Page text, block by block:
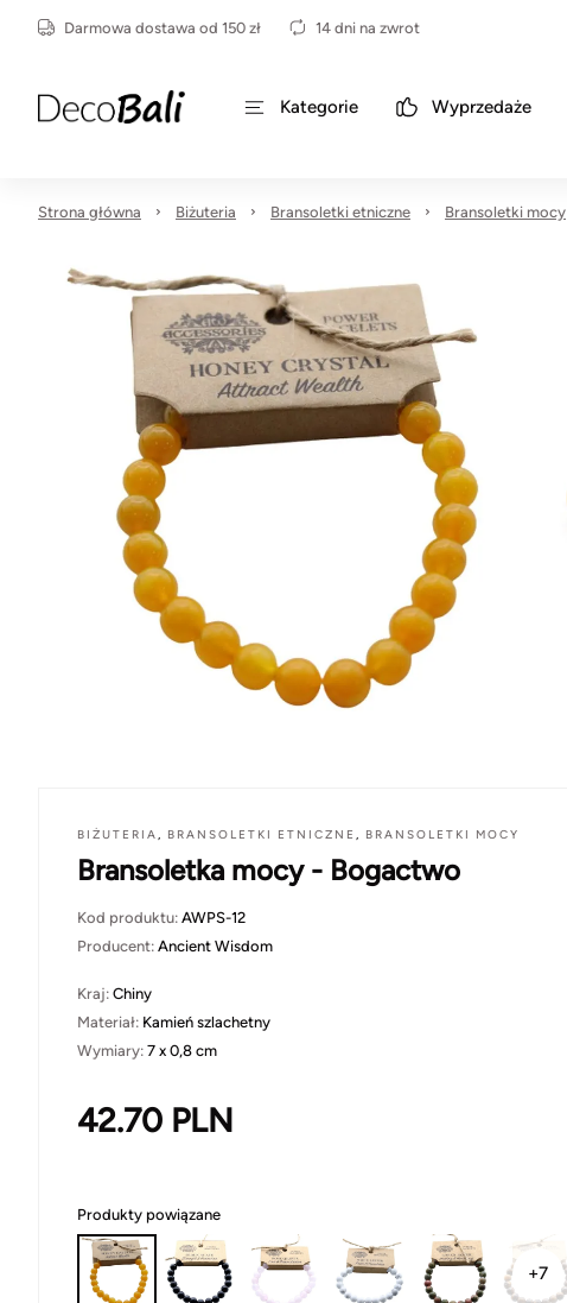
Darmowa dostawa od 150 zł 14 dni na zwrot
Kategorie Wyprzedaże
Strona główna Biżuteria Bransoletki etniczne Bransoletki mocy
BIŻUTERIA, BRANSOLETKI ETNICZNE , BRANSOLETKI MOCY
Bransoletka mocy - Bogactwo
Kod produktu: AWPS-12
Producent: Ancient Wisdom
Kraj: Chiny
Materiał: Kamień szlachetny
Wymiary: 7 x 0,8 cm
42.70 PLN
Produkty powiązane
+7